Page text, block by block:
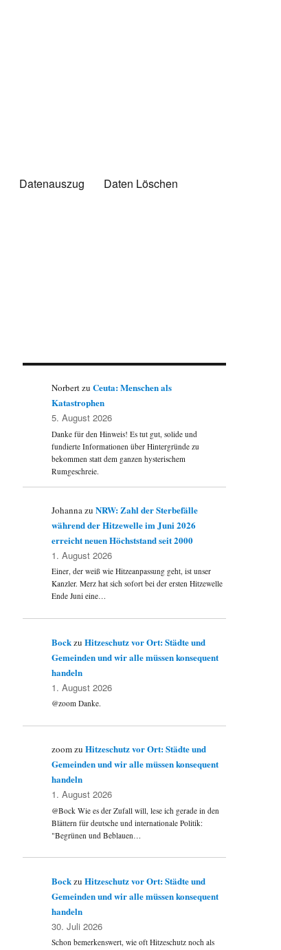
Datenauszug
Daten Löschen
NorbertzuCeuta: Menschen als
Katastrophen
5. August 2026
Danke für den Hinweis! Es tut gut, solide und
fundierte Informationen über Hintergründe zu
bekommen statt dem ganzen hysterischem
Rumgeschreie.
JohannazuNRW: Zahl der Sterbefälle
während der Hitzewelle im Juni 2026
erreicht neuen Höchststand seit 2000
1. August 2026
Einer, der weiß wie Hitzeanpassung geht, ist unser
Kanzler. Merz hat sich sofort bei der ersten Hitzewelle
Ende Juni eine…
BockzuHitzeschutz vor Ort: Städte und
Gemeinden und wir alle müssen konsequent
handeln
1. August 2026
@zoom Danke.
zoomzuHitzeschutz vor Ort: Städte und
Gemeinden und wir alle müssen konsequent
handeln
1. August 2026
@Bock Wie es der Zufall will, lese ich gerade in den
Blättern für deutsche und internationale Politik:
"Begrünen und Beblauen…
BockzuHitzeschutz vor Ort: Städte und
Gemeinden und wir alle müssen konsequent
handeln
30. Juli 2026
Schon bemerkenswert, wie oft Hitzeschutz noch als